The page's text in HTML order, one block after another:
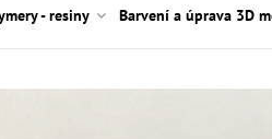
- resiny Barvení a úprava 3D